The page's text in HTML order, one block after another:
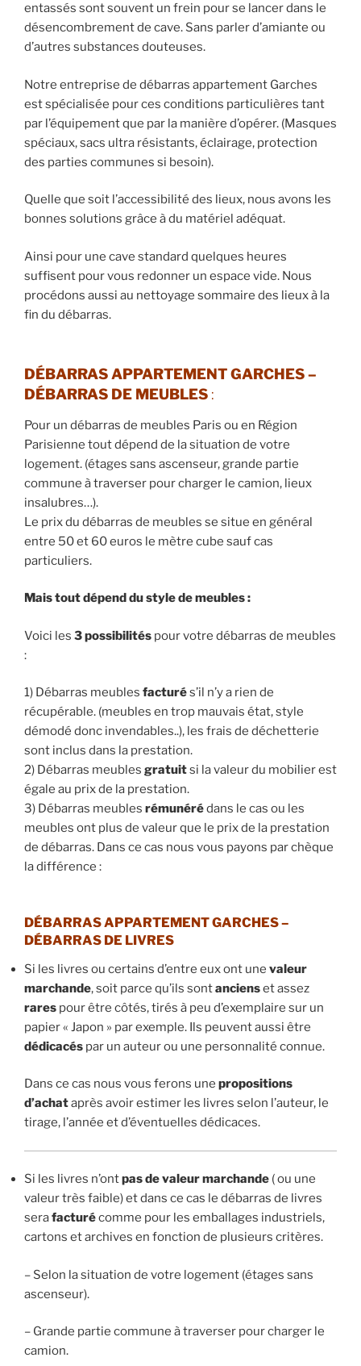
entassés sont souvent un frein pour se lancer dans le
désencombrement de cave. Sans parler d’amiante ou
d’autres substances douteuses.
Notre entreprise de débarras appartement Garches
est spécialisée pour ces conditions particulières tant
par l’équipement que par la manière d’opérer. (Masques
spéciaux, sacs ultra résistants, éclairage, protection
des parties communes si besoin).
Quelle que soit l’accessibilité des lieux, nous avons les
bonnes solutions grâce à du matériel adéquat.
Ainsi pour une cave standard quelques heures
suffisent pour vous redonner un espace vide. Nous
procédons aussi au nettoyage sommaire des lieux à la
fin du débarras.
DÉBARRAS APPARTEMENT GARCHES –
DÉBARRAS DE MEUBLES :
Pour un débarras de meubles Paris ou en Région
Parisienne tout dépend de la situation de votre
logement. (étages sans ascenseur, grande partie
commune à traverser pour charger le camion, lieux
insalubres…).
Le prix du débarras de meubles se situe en général
entre 50 et 60 euros le mètre cube sauf cas
particuliers.
Mais tout dépend du style de meubles :
Voici les 3 possibilités pour votre débarras de meubles
:
1) Débarras meubles facturés’il n’y a rien de
récupérable. (meubles en trop mauvais état, style
démodé donc invendables..), les frais de déchetterie
sont inclus dans la prestation.
2) Débarras meubles gratuitsi la valeur du mobilier est
égale au prix de la prestation.
3) Débarras meubles rémunérédans le cas ou les
meubles ont plus de valeur que le prix de la prestation
de débarras. Dans ce cas nous vous payons par chèque
la différence :
DÉBARRAS APPARTEMENT GARCHES –
DÉBARRAS DE LIVRES
Si les livres ou certains d’entre eux ont une valeur
marchande, soit parce qu’ils sontancienset assez
rares pour être côtés, tirés à peu d’exemplaire sur un
papier « Japon » par exemple. Ils peuvent aussi être
dédicacés par un auteur ou une personnalité connue.
Dans ce cas nous vous ferons une propositions
d’achataprès avoir estimer les livres selon l’auteur, le
tirage, l’année et d’éventuelles dédicaces.
Si les livres n’ontpas de valeur marchande ( ou une
valeur très faible) et dans ce cas le débarras de livres
serafacturécomme pour les emballages industriels,
cartons et archives en fonction de plusieurs critères.
– Selon la situation de votre logement (étages sans
ascenseur).
– Grande partie commune à traverser pour charger le
camion.